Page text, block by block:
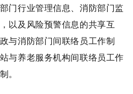
门行业管理信息、消防部门监
以及风险预警信息的共享互
与消防部门间联络员工作制
与养老服务机构间联络员工作
。